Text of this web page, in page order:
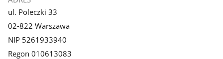
ul. Poleczki 33
02-822 Warszawa
NIP 5261933940
Regon 010613083